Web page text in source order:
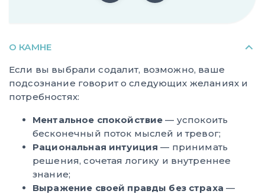
О КАМНЕ
Если вы выбрали содалит, возможно, ваше
подсознание говорит о следующих желаниях и
потребностях:
Ментальное спокойствие — успокоить
бесконечный поток мыслей и тревог;
Рациональная интуиция — принимать
решения, сочетая логику и внутреннее
знание;
Выражение своей правды без страха —